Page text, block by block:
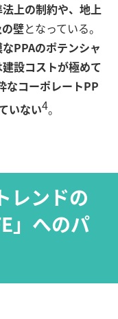
上の制約や、地上
壁となっている。
PPAのポテンシャ
設コストが極めて
なコーポレートPP
いない4。
レンドの
」へのパ